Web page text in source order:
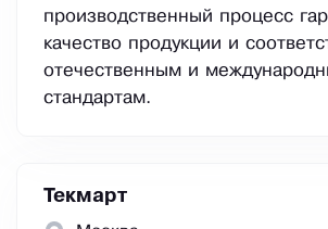
производственный процесс
качество продукции и
отечественным и
стандартам.
Текмарт